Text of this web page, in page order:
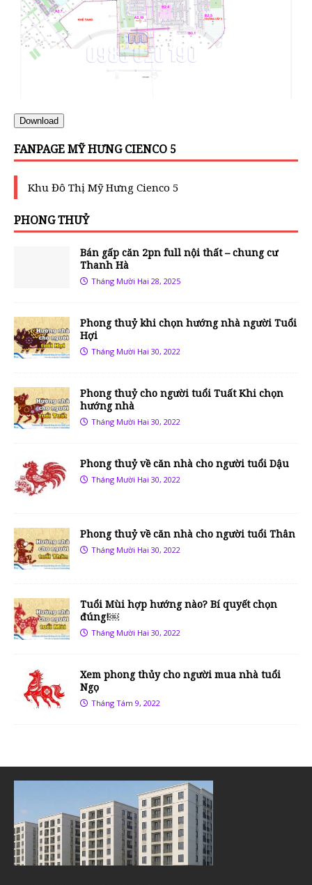
Download
FANPAGE MỸ HƯNG CIENCO 5
Khu Đô Thị Mỹ Hưng Cienco 5
PHONG THUỶ
Bán gấp căn 2pn full nội thất – chung cư
Thanh Hà
Tháng Mười Hai 28, 2025
Phong thuỷ khi chọn hướng nhà người Tuổi
Hợi
Tháng Mười Hai 30, 2022
Phong thuỷ cho người tuổi Tuất Khi chọn
hướng nhà
Tháng Mười Hai 30, 2022
Phong thuỷ về căn nhà cho người tuổi Dậu
Tháng Mười Hai 30, 2022
Phong thuỷ về căn nhà cho người tuổi Thân
Tháng Mười Hai 30, 2022
Tuổi Mùi hợp hướng nào? Bí quyết chọn
đúng!￼
Tháng Mười Hai 30, 2022
Xem phong thủy cho người mua nhà tuổi
Ngọ
Tháng Tám 9, 2022